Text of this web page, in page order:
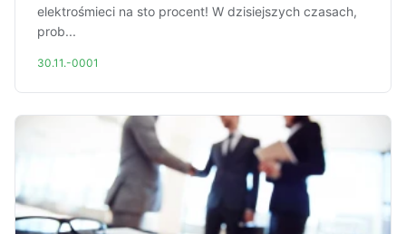
elektrośmieci na sto procent! W dzisiejszych czasach,
prob...
30.11.-0001